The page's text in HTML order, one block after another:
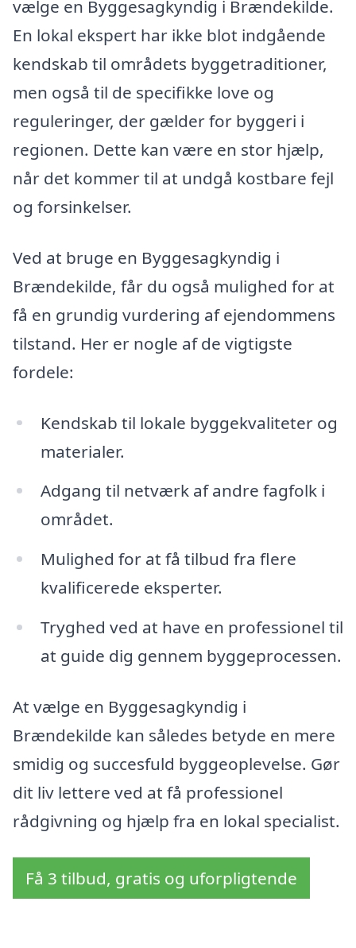
vælge en Byggesagkyndig i Brændekilde.
En lokal ekspert har ikke blot indgående
kendskab til områdets byggetraditioner,
men også til de specifikke love og
reguleringer, der gælder for byggeri i
regionen. Dette kan være en stor hjælp,
når det kommer til at undgå kostbare fejl
og forsinkelser.
Ved at bruge en Byggesagkyndig i
Brændekilde, får du også mulighed for at
få en grundig vurdering af ejendommens
tilstand. Her er nogle af de vigtigste
fordele:
Kendskab til lokale byggekvaliteter og
materialer.
Adgang til netværk af andre fagfolk i
området.
Mulighed for at få tilbud fra flere
kvalificerede eksperter.
Tryghed ved at have en professionel til
at guide dig gennem byggeprocessen.
At vælge en Byggesagkyndig i
Brændekilde kan således betyde en mere
smidig og succesfuld byggeoplevelse. Gør
dit liv lettere ved at få professionel
rådgivning og hjælp fra en lokal specialist.
Få 3 tilbud, gratis og uforpligtende